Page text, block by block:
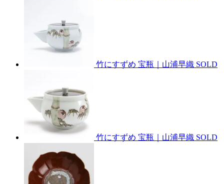
竹にすずめ 宝瓶｜山浦早織 SOLD
竹にすずめ 宝瓶｜山浦早織 SOLD